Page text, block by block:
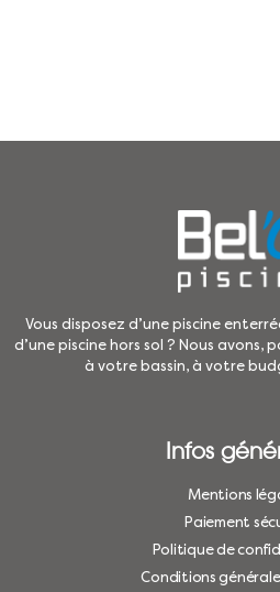
Vous disposez d’une piscine
d’une piscine hors sol ? Nous
à votre bassin, à votre
Infos
Mentions
Paiement
Politique de
Conditions